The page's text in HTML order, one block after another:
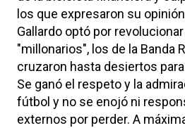
los que expresaron su
Gallardo optó por
"millonarios", los de la Banda
cruzaron hasta desiertos
Se ganó el respeto y la
fútbol y no se enojó ni
externos por perder. A